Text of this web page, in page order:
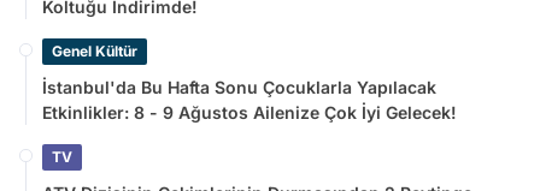
Koltuğu İndirimde!
Genel Kültür
İstanbul'da Bu Hafta Sonu Çocuklarla Yapılacak
Etkinlikler: 8 - 9 Ağustos Ailenize Çok İyi Gelecek!
TV